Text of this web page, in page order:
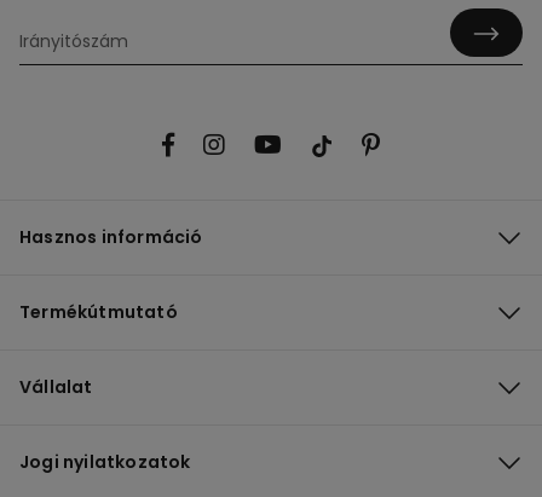
Hasznos információ
Termékútmutató
Vállalat
Jogi nyilatkozatok